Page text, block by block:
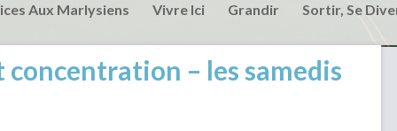
Aux Marlysiens Vivre Ici Grandir Sortir, Se
– les samedis